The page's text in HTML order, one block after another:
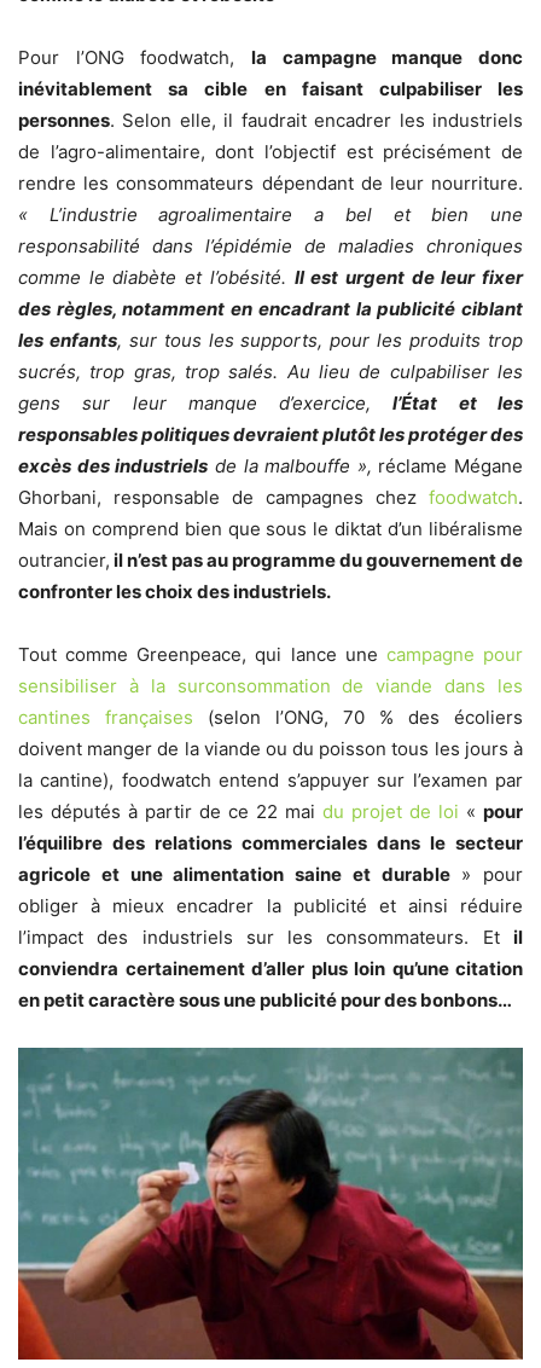
Pour l’ONG foodwatch, la campagne manque donc
inévitablement sa cible en faisant culpabiliser les
personnes. Selon elle, il faudrait encadrer les industriels
de l’agro-alimentaire, dont l’objectif est précisément de
rendre les consommateurs dépendant de leur nourriture.
« L’industrie agroalimentaire a bel et bien une
responsabilité dans l’épidémie de maladies chroniques
comme le diabète et l’obésité. Il est urgent de leur fixer
des règles, notamment en encadrant la publicité ciblant
les enfants, sur tous les supports, pour les produits trop
sucrés, trop gras, trop salés. Au lieu de culpabiliser les
gens sur leur manque d’exercice,l’État et les
responsables politiques devraient plutôt les protéger des
excès des industriels de la malbouffe », réclame Mégane
Ghorbani, responsable de campagnes chez foodwatch.
Mais on comprend bien que sous le diktat d’un libéralisme
outrancier, il n’est pas au programme du gouvernement de
confronter les choix des industriels.
Tout comme Greenpeace, qui lance une campagne pour
sensibiliser à la surconsommation de viande dans les
cantines françaises (selon l’ONG, 70 % des écoliers
doivent manger de la viande ou du poisson tous les jours à
la cantine), foodwatch entend s’appuyer sur l’examen par
les députés à partir de ce 22 mai du projet de loi « pour
l’équilibre des relations commerciales dans le secteur
agricole et une alimentation saine et durable» pour
obliger à mieux encadrer la publicité et ainsi réduire
l’impact des industriels sur les consommateurs. Et il
conviendra certainement d’aller plus loin qu’une citation
en petit caractère sous une publicité pour des bonbons…